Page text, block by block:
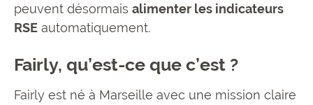
peuvent désormais alimenter les indicateurs
RSE automatiquement.
Fairly, qu’est-ce que c’est ?
Fairly est né à Marseille avec une mission claire